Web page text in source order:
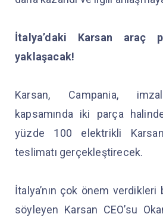
İtalya’daki Karsan araç
yaklaşacak!
Karsan, Campania,
kapsamında iki parça
yüzde 100 elektrikli
teslimatı gerçekleştirecek.
İtalya’nın çok önem
söyleyen Karsan CEO’su